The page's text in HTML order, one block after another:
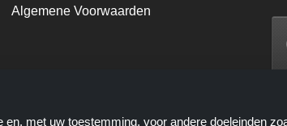
Algemene Voorwaarden
met uw toestemming, voor andere doeleinden